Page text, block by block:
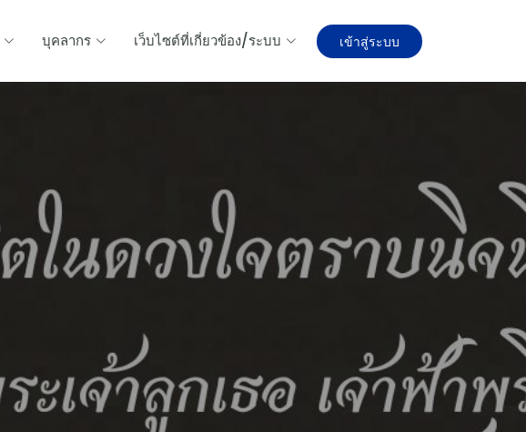
บุคลากร เว็บไซต์ที่เกี่ยวข้อง/ระบบ เข้าสู่ระบบ